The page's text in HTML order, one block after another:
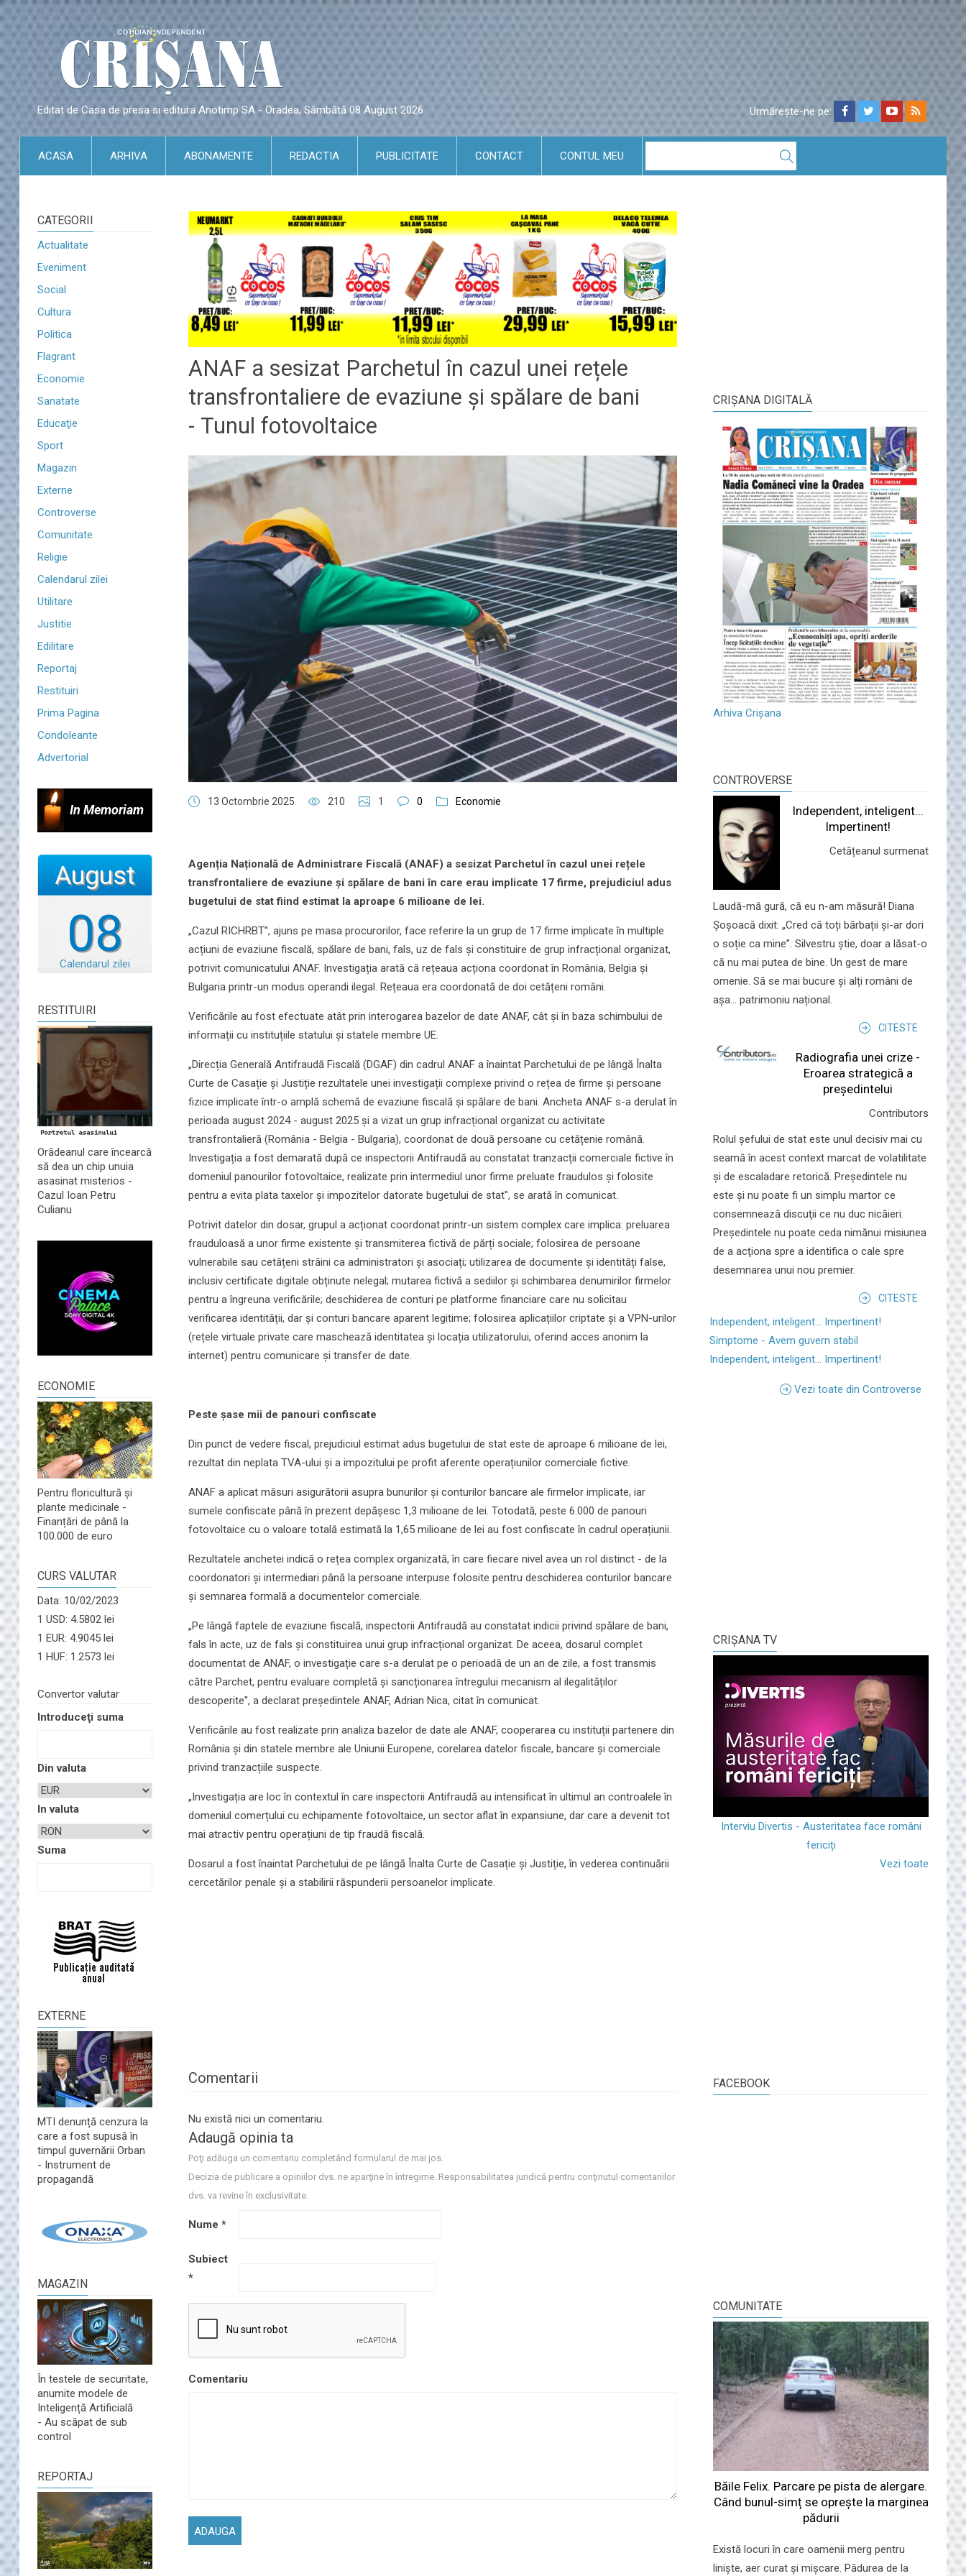
Editat de Casa de presa si editura Anotimp SA - Oradea, Sâmbătă 08 August 2026 Urmărește-ne pe:
ACASA ARHIVA ABONAMENTE REDACTIA PUBLICITATE CONTACT CONTUL MEU
CATEGORII
Actualitate
Eveniment
Social
Cultura
Politica
Flagrant
Economie
Sanatate
Educaţie
Sport
Magazin
Externe
Controverse
Comunitate
Religie
Calendarul zilei
Utilitare
Justitie
Edilitare
Reportaj
Restituiri
Prima Pagina
Condoleante
Advertorial
In Memoriam
08
August
Calendarul zilei
RESTITUIRI
Orădeanul care încearcă
să dea un chip unuia
asasinat misterios -
Cazul Ioan Petru
Culianu
ECONOMIE
Pentru floricultură și
plante medicinale -
Finanțări de până la
100.000 de euro
CURS VALUTAR
Data: 10/02/2023
1 USD: 4.5802 lei
1 EUR: 4.9045 lei
1 HUF: 1.2573 lei
Convertor valutar
Introduceţi suma
Din valuta
In valuta
Suma
EXTERNE
MTI denunță cenzura la
care a fost supusă în
timpul guvernării Orban
- Instrument de
propagandă
MAGAZIN
În testele de securitate,
anumite modele de
Inteligență Artificială
- Au scăpat de sub
control
REPORTAJ
ANAF a sesizat Parchetul în cazul unei rețele
transfrontaliere de evaziune și spălare de bani
- Tunul fotovoltaice
13 Octombrie 2025 210 1 0 Economie
Agenția Națională de Administrare Fiscală (ANAF) a sesizat Parchetul în cazul unei rețele
transfrontaliere de evaziune și spălare de bani în care erau implicate 17 firme, prejudiciul adus
bugetului de stat fiind estimat la aproape 6 milioane de lei.
„Cazul RICHRBT'', ajuns pe masa procurorilor, face referire la un grup de 17 firme implicate în multiple
acțiuni de evaziune fiscală, spălare de bani, fals, uz de fals și constituire de grup infracțional organizat,
potrivit comunicatului ANAF. Investigația arată că rețeaua acționa coordonat în România, Belgia și
Bulgaria printr-un modus operandi ilegal. Rețeaua era coordonată de doi cetățeni români.
Verificările au fost efectuate atât prin interogarea bazelor de date ANAF, cât și în baza schimbului de
informații cu instituțiile statului și statele membre UE.
„Direcția Generală Antifraudă Fiscală (DGAF) din cadrul ANAF a înaintat Parchetului de pe lângă Înalta
Curte de Casație și Justiție rezultatele unei investigații complexe privind o rețea de firme și persoane
fizice implicate într-o amplă schemă de evaziune fiscală și spălare de bani. Ancheta ANAF s-a derulat în
perioada august 2024 - august 2025 și a vizat un grup infracțional organizat cu activitate
transfrontalieră (România - Belgia - Bulgaria), coordonat de două persoane cu cetățenie română.
Investigația a fost demarată după ce inspectorii Antifraudă au constatat tranzacții comerciale fictive în
domeniul panourilor fotovoltaice, realizate prin intermediul unor firme preluate fraudulos și folosite
pentru a evita plata taxelor și impozitelor datorate bugetului de stat'', se arată în comunicat.
Potrivit datelor din dosar, grupul a acționat coordonat printr-un sistem complex care implica: preluarea
frauduloasă a unor firme existente și transmiterea fictivă de părți sociale; folosirea de persoane
vulnerabile sau cetățeni străini ca administratori și asociați; utilizarea de documente și identități false,
inclusiv certificate digitale obținute nelegal; mutarea fictivă a sediilor și schimbarea denumirilor firmelor
pentru a îngreuna verificările; deschiderea de conturi pe platforme financiare care nu solicitau
verificarea identității, dar și conturi bancare aparent legitime; folosirea aplicațiilor criptate și a VPN-urilor
(rețele virtuale private care maschează identitatea și locația utilizatorului, oferind acces anonim la
internet) pentru comunicare și transfer de date.
Peste șase mii de panouri confiscate
Din punct de vedere fiscal, prejudiciul estimat adus bugetului de stat este de aproape 6 milioane de lei,
rezultat din neplata TVA-ului și a impozitului pe profit aferente operațiunilor comerciale fictive.
ANAF a aplicat măsuri asigurătorii asupra bunurilor și conturilor bancare ale firmelor implicate, iar
sumele confiscate până în prezent depășesc 1,3 milioane de lei. Totodată, peste 6.000 de panouri
fotovoltaice cu o valoare totală estimată la 1,65 milioane de lei au fost confiscate în cadrul operațiunii.
Rezultatele anchetei indică o rețea complex organizată, în care fiecare nivel avea un rol distinct - de la
coordonatori și intermediari până la persoane interpuse folosite pentru deschiderea conturilor bancare
și semnarea formală a documentelor comerciale.
„Pe lângă faptele de evaziune fiscală, inspectorii Antifraudă au constatat indicii privind spălare de bani,
fals în acte, uz de fals și constituirea unui grup infracțional organizat. De aceea, dosarul complet
documentat de ANAF, o investigație care s-a derulat pe o perioadă de un an de zile, a fost transmis
către Parchet, pentru evaluare completă și sancționarea întregului mecanism al ilegalităților
descoperite'', a declarat președintele ANAF, Adrian Nica, citat în comunicat.
Verificările au fost realizate prin analiza bazelor de date ale ANAF, cooperarea cu instituții partenere din
România și din statele membre ale Uniunii Europene, corelarea datelor fiscale, bancare și comerciale
privind tranzacțiile suspecte.
„Investigația are loc în contextul în care inspectorii Antifraudă au intensificat în ultimul an controalele în
domeniul comerțului cu echipamente fotovoltaice, un sector aflat în expansiune, dar care a devenit tot
mai atractiv pentru operațiuni de tip fraudă fiscală.
Dosarul a fost înaintat Parchetului de pe lângă Înalta Curte de Casație și Justiție, în vederea continuării
cercetărilor penale și a stabilirii răspunderii persoanelor implicate.
Comentarii
Nu există nici un comentariu.
Adaugă opinia ta
Poţi adăuga un comentariu completând formularul de mai jos.
Decizia de publicare a opiniilor dvs. ne aparţine în întregime. Responsabilitatea juridică pentru conţinutul comentariilor
dvs. va revine în exclusivitate.
Nume *
Subiect
*
Comentariu
CRIŞANA DIGITALĂ
Arhiva Crișana
CONTROVERSE
Independent, inteligent...
Impertinent!
Cetățeanul surmenat
Laudă-mă gură, că eu n-am măsură! Diana
Șoșoacă dixit: „Cred că toți bărbații și-ar dori
o soție ca mine”. Silvestru știe, doar a lăsat-o
că nu mai putea de bine. Un gest de mare
omenie. Să se mai bucure și alți români de
așa... patrimoniu național.
CITESTE
Radiografia unei crize -
Eroarea strategică a
președintelui
Contributors
Rolul şefului de stat este unul decisiv mai cu
seamă în acest context marcat de volatilitate
şi de escaladare retorică. Preşedintele nu
este şi nu poate fi un simplu martor ce
consemnează discuţii ce nu duc nicăieri.
Preşedintele nu poate ceda nimănui misiunea
de a acţiona spre a identifica o cale spre
desemnarea unui nou premier.
CITESTE
Independent, inteligent... Impertinent!
Simptome - Avem guvern stabil
Independent, inteligent... Impertinent!
Vezi toate din Controverse
CRIŞANA TV
Interviu Divertis - Austeritatea face români
fericiți
Vezi toate
FACEBOOK
COMUNITATE
Băile Felix. Parcare pe pista de alergare.
Când bunul-simț se oprește la marginea
pădurii
Există locuri în care oamenii merg pentru
liniște, aer curat și mișcare. Pădurea de la